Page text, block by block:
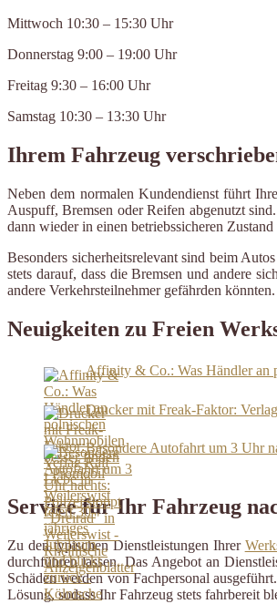
Mittwoch 10:30 – 15:30 Uhr
Donnerstag 9:00 – 19:00 Uhr
Freitag 9:30 – 16:00 Uhr
Samstag 10:30 – 13:30 Uhr
Ihrem Fahrzeug
Neben dem normalen Kundendienst führt Ihre
Auspuff, Bremsen oder Reifen abgenutzt
dann wieder in einen betriebssicheren
Besonders sicherheitsrelevant sind beim
stets darauf, dass die Bremsen und andere
andere Verkehrsteilnehmer gefährden könnten.
Neuigkeiten zu Freien
Affinity & Co.: Was Händler an
Drucker mit Freak-Faktor:
Besondere Autofahrt um 3 Uhr
Service für Ihr Fahrzeug
Zu den typischen Dienstleistungen Ihrer
durchführen lassen. Das Angebot an
Schäden werden von Fachpersonal
Lösung, sodass Ihr Fahrzeug stets fahrbereit